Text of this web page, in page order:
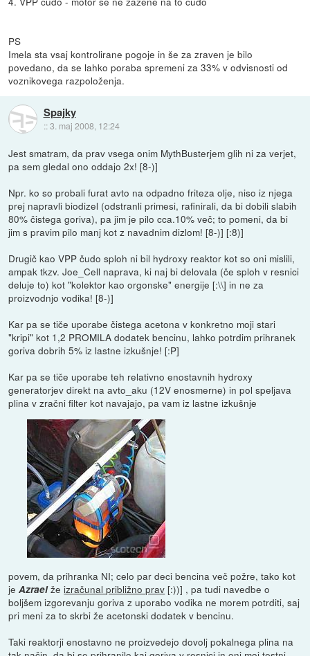
PS
Imela sta vsaj kontrolirane pogoje in še za zraven je bilo
povedano, da se lahko poraba spremeni za 33% v odvisnosti od
voznikovega razpoloženja.
Spajky
::3. maj 2008, 12:24
Jest smatram, da prav vsega onim MythBusterjem glih ni za verjet,
pa sem gledal ono oddajo 2x! [8-)]
Npr. ko so probali furat avto na odpadno friteza olje, niso iz njega
prej napravli biodizel (odstranli primesi, rafinirali, da bi dobili slabih
80% čistega goriva), pa jim je pilo cca.10% več; to pomeni, da bi
jim s pravim pilo manj kot z navadnim dizlom! [8-)] [:8)]
Drugič kao VPP čudo sploh ni bil hydroxy reaktor kot so oni mislili,
ampak tkzv. Joe_Cell naprava, ki naj bi delovala (če sploh v resnici
deluje to) kot "kolektor kao orgonske" energije [:\\] in ne za
proizvodnjo vodika! [8-)]
Kar pa se tiče uporabe čistega acetona v konkretno moji stari
"kripi" kot 1,2 PROMILA dodatek bencinu, lahko potrdim prihranek
goriva dobrih 5% iz lastne izkušnje! [:P]
Kar pa se tiče uporabe teh relativno enostavnih hydroxy
generatorjev direkt na avto_aku (12V enosmerne) in pol speljava
plina v zračni filter kot navajajo, pa vam iz lastne izkušnje
povem, da prihranka NI; celo par deci bencina več požre, tako kot
jeAzraelžeizračunal približno prav [:))] , pa tudi navedbe o
boljšem izgorevanju goriva z uporabo vodika ne morem potrditi, saj
pri meni za to skrbi že acetonski dodatek v bencinu.
Taki reaktorji enostavno ne proizvedejo dovolj pokalnega plina na